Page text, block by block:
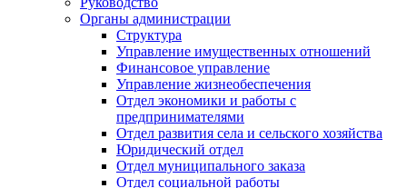
Органы администрации
Структура
Управление имущественных отношений
Финансовое управление
Управление жизнеобеспечения
Отдел экономики и работы с
предпринимателями
Отдел развития села и сельского хозяйства
Юридический отдел
Отдел муниципального заказа
Отдел социальной работы